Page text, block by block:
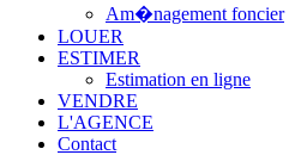
Am�nagement foncier
LOUER
ESTIMER
Estimation en ligne
VENDRE
L'AGENCE
Contact